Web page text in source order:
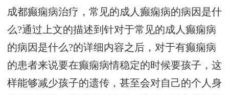
成都癫痫病治疗，常见的成人癫痫病的病因是什
么?通过上文的描述到针对于常见的成人癫痫病
的病因是什么?的详细内容之后，对于有癫痫病
的患者来说要在癫痫病情稳定的时候要孩子，这
样能够减少孩子的遗传，甚至会对自己的个人身